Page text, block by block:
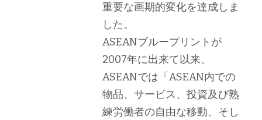
重要な画期的変化を達成しま
した。
ASEANブループリントが
2007年に出来て以来、
ASEANでは「ASEAN内での
物品、サービス、投資及び熟
練労働者の自由な移動、そし